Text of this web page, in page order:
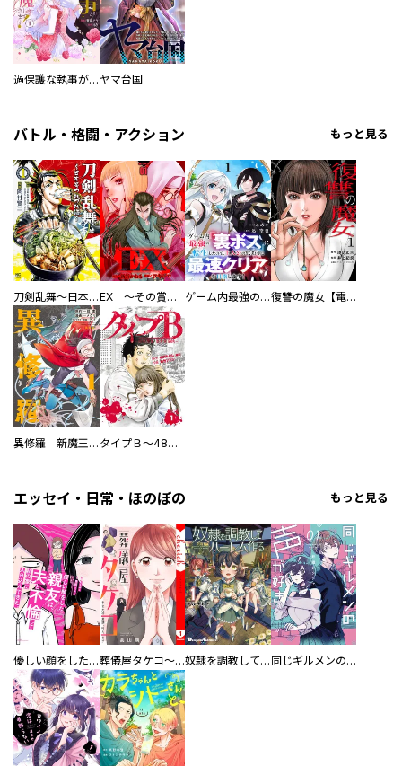
過保護な執事が私の婚活を邪魔してきます！ ヤマ台国
バトル・格闘・アクション もっと見る
刀剣乱舞～日本号つれづれ酒～ EX ～その賞金稼ぎは、世界の出口を探す～【単行本版】 ゲーム内最強の『裏ボス』に転生したので、主人公の代わりに最速クリアを目指します！【電子単行本版】 復讐の魔女【電子単行本版】
異修羅 新魔王戦争 タイプＢ～48時間後、致死率100％～【単話】
エッセイ・日常・ほのぼの もっと見る
優しい顔をした親友は、夫と不倫して私の家に入り込んできた。 葬儀屋タケコ～あなたの最期、叶えます【電子単行本版】 奴隷を調教してハーレム作る 同じギルメンの声が好き